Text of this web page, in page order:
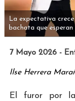
La expectativa
bachata que
7 Mayo 2026 -
Ilse Herrera
El furor por